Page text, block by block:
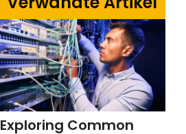
Exploring Common